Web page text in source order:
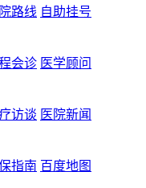
路线 自助挂号
会诊 医学顾问
访谈 医院新闻
指南 百度地图